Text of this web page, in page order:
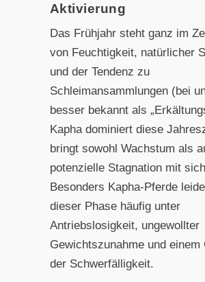
Aktivierung
Das Frühjahr steht ganz im
von Feuchtigkeit, natürlicher
und der Tendenz zu
Schleimansammlungen (bei
besser bekannt als
Kapha dominiert diese
bringt sowohl Wachstum als
potenzielle Stagnation mit
Besonders Kapha-Pferde
dieser Phase häufig unter
Antriebslosigkeit, ungewollter
Gewichtszunahme und einem
der Schwerfälligkeit.